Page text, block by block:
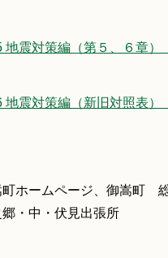
地震対策編（第５、６章）
地震対策編（新旧対照表）
町ホームページ、御嵩町
郷・中・伏見出張所